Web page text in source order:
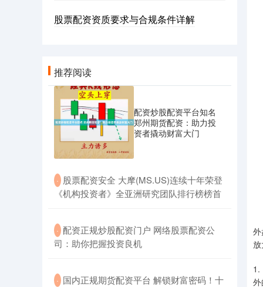
1.
外
股票配资资质要求与合规条件详解
推荐阅读
配资炒股配资平台知名
郑州期货配资：助力投
资者撬动财富大门
· ​股票配资安全 大摩(MS.US)连续十年荣登
《机构投资者》全亚洲研究团队排行榜榜首
· ​配资正规炒股配资门户 网络股票配资公
司：助你把握投资良机
· ​国内正规期货配资平台 解锁财富密码！十